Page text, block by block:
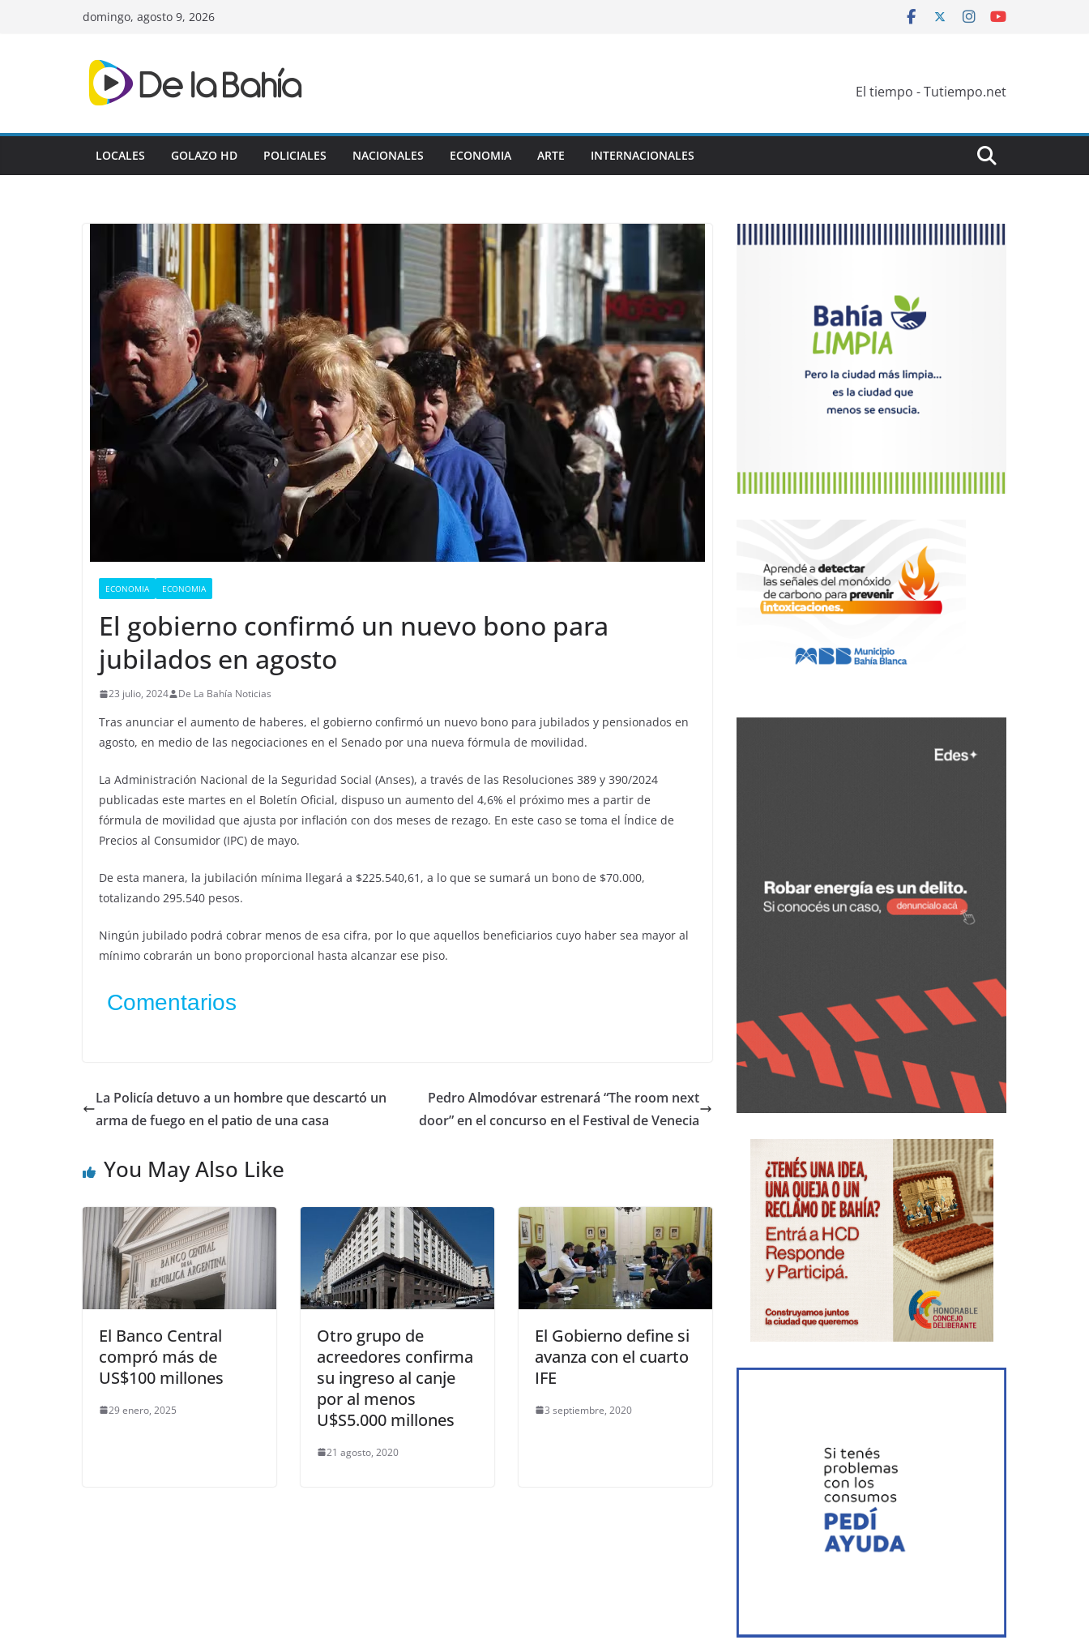
domingo, agosto 9, 2026
El tiempo - Tutiempo.net
LOCALES GOLAZO HD POLICIALES NACIONALES ECONOMIA ARTE INTERNACIONALES
ECONOMIA ECONOMIA
El gobierno confirmó un nuevo bono para
jubilados en agosto
23 julio, 2024 De La Bahía Noticias
Tras anunciar el aumento de haberes, el gobierno confirmó un nuevo bono para jubilados y pensionados en
agosto, en medio de las negociaciones en el Senado por una nueva fórmula de movilidad.
La Administración Nacional de la Seguridad Social (Anses), a través de las Resoluciones 389 y 390/2024
publicadas este martes en el Boletín Oficial, dispuso un aumento del 4,6% el próximo mes a partir de
fórmula de movilidad que ajusta por inflación con dos meses de rezago. En este caso se toma el Índice de
Precios al Consumidor (IPC) de mayo.
De esta manera, la jubilación mínima llegará a $225.540,61, a lo que se sumará un bono de $70.000,
totalizando 295.540 pesos.
Ningún jubilado podrá cobrar menos de esa cifra, por lo que aquellos beneficiarios cuyo haber sea mayor al
mínimo cobrarán un bono proporcional hasta alcanzar ese piso.
Comentarios
La Policía detuvo a un hombre que descartó un
arma de fuego en el patio de una casa
Pedro Almodóvar estrenará “The room next
door” en el concurso en el Festival de Venecia
You May Also Like
El Banco Central
compró más de
US$100 millones
29 enero, 2025
Otro grupo de
acreedores confirma
su ingreso al canje
por al menos
U$S5.000 millones
21 agosto, 2020
El Gobierno define si
avanza con el cuarto
IFE
3 septiembre, 2020